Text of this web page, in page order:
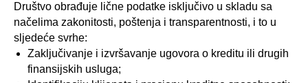
Društvo obrađuje lične podatke isključivo u skladu sa
načelima zakonitosti, poštenja i transparentnosti, i to u
sljedeće svrhe:
Zaključivanje i izvršavanje ugovora o kreditu ili drugih
finansijskih usluga;